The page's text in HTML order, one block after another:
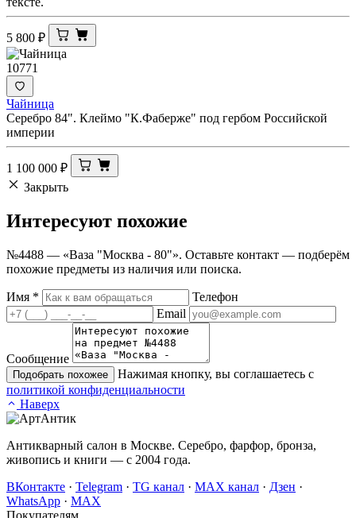
5 800 ₽
10771
Чайница
Серебро 84". Клеймо "К.Фаберже" под гербом Российской
империи
1 100 000 ₽
Закрыть
Интересуют похожие
№4488 — «Ваза "Москва - 80"». Оставьте контакт — подберём
похожие предметы из наличия или поиска.
Имя *
Телефон
Email
Сообщение
Подобрать похожее
Нажимая кнопку, вы соглашаетесь с
политикой конфиденциальности
Наверх
Антикварный салон в Москве. Серебро, фарфор, бронза,
живопись и книги — с 2004 года.
ВКонтакте · Telegram · TG канал · MAX канал · Дзен ·
WhatsApp · MAX